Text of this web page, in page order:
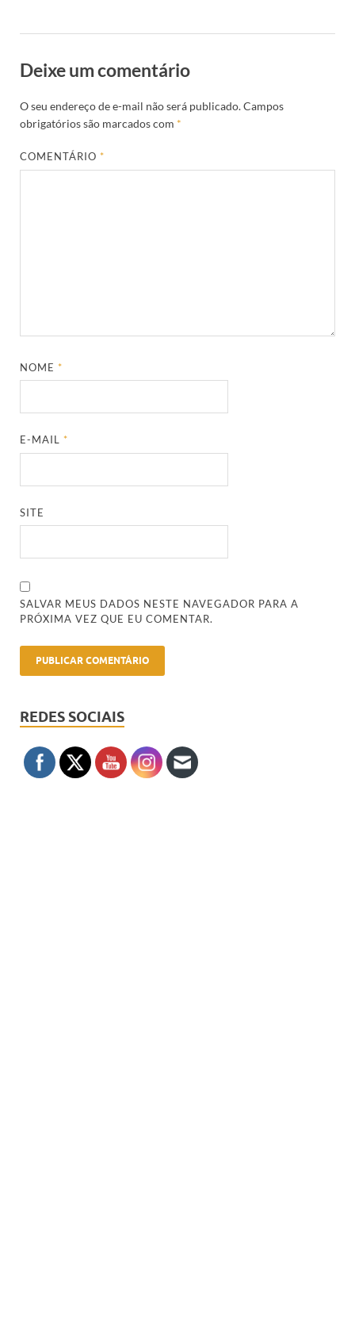
Deixe um comentário
O seu endereço de e-mail não será publicado.Campos
obrigatórios são marcados com *
COMENTÁRIO*
NOME*
E-MAIL*
SITE
SALVAR MEUS DADOS NESTE NAVEGADOR PARA A
PRÓXIMA VEZ QUE EU COMENTAR.
REDES SOCIAIS